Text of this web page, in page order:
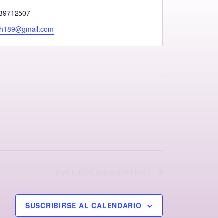
SUSCRIBIRSE AL CALENDARIO